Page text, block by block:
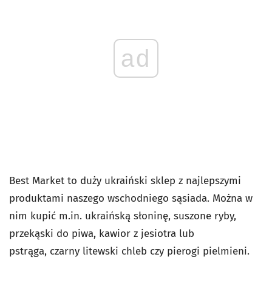
ad
Best Market to duży ukraiński sklep z najlepszymi
produktami naszego wschodniego sąsiada. Można w
nim kupić m.in. ukraińską słoninę, suszone ryby,
przekąski do piwa, kawior z jesiotra lub
pstrąga, czarny litewski chleb czy pierogi pielmieni.